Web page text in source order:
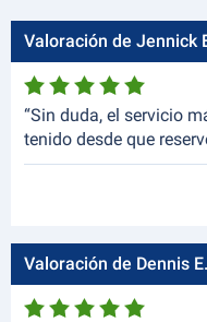
Valoración de Jennick
“Sin duda, el servicio
tenido desde que
Valoración de Dennis E.